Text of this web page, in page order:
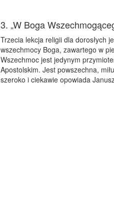
3. „W Boga
Trzecia lekcja religii dla dorosłych
wszechmocy Boga, zawartego w
Wszechmoc jest jedynym
Apostolskim. Jest powszechna,
szeroko i ciekawie opowiada